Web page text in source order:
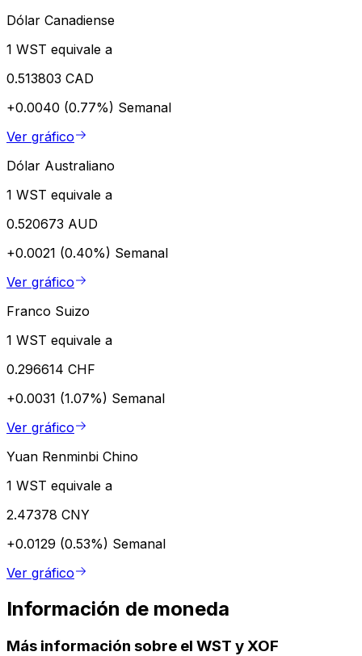
Dólar Canadiense
1 WST equivale a
0.513803 CAD
+0.0040 (0.77%) Semanal
Ver gráfico
Dólar Australiano
1 WST equivale a
0.520673 AUD
+0.0021 (0.40%) Semanal
Ver gráfico
Franco Suizo
1 WST equivale a
0.296614 CHF
+0.0031 (1.07%) Semanal
Ver gráfico
Yuan Renminbi Chino
1 WST equivale a
2.47378 CNY
+0.0129 (0.53%) Semanal
Ver gráfico
Información de moneda
Más información sobre el WST y XOF